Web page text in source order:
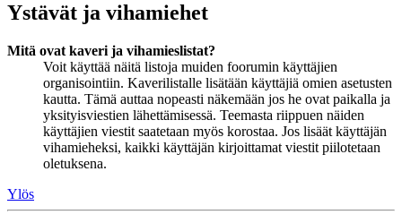
Ystävät ja vihamiehet
Mitä ovat kaveri ja vihamieslistat?
Voit käyttää näitä listoja muiden foorumin käyttäjien
organisointiin. Kaverilistalle lisätään käyttäjiä omien asetusten
kautta. Tämä auttaa nopeasti näkemään jos he ovat paikalla ja
yksityisviestien lähettämisessä. Teemasta riippuen näiden
käyttäjien viestit saatetaan myös korostaa. Jos lisäät käyttäjän
vihamieheksi, kaikki käyttäjän kirjoittamat viestit piilotetaan
oletuksena.
Ylös